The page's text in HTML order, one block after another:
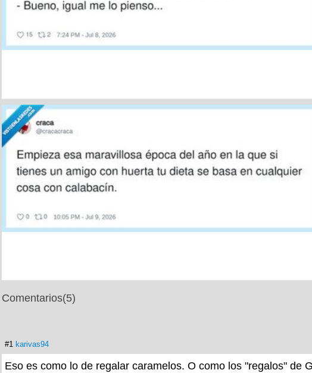
Comentarios(5)
#1 karivas94
Eso es como lo de regalar caramelos. O como los "regalos" de